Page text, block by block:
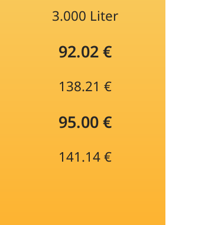
3.000 Liter
92.02 €
138.21 €
95.00 €
141.14 €